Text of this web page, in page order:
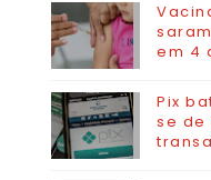
em 4
Pix
se de